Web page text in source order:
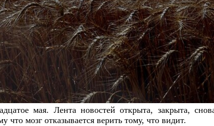
мая. Лента новостей открыта, закрыта,
что мозг отказывается верить тому, что видит.